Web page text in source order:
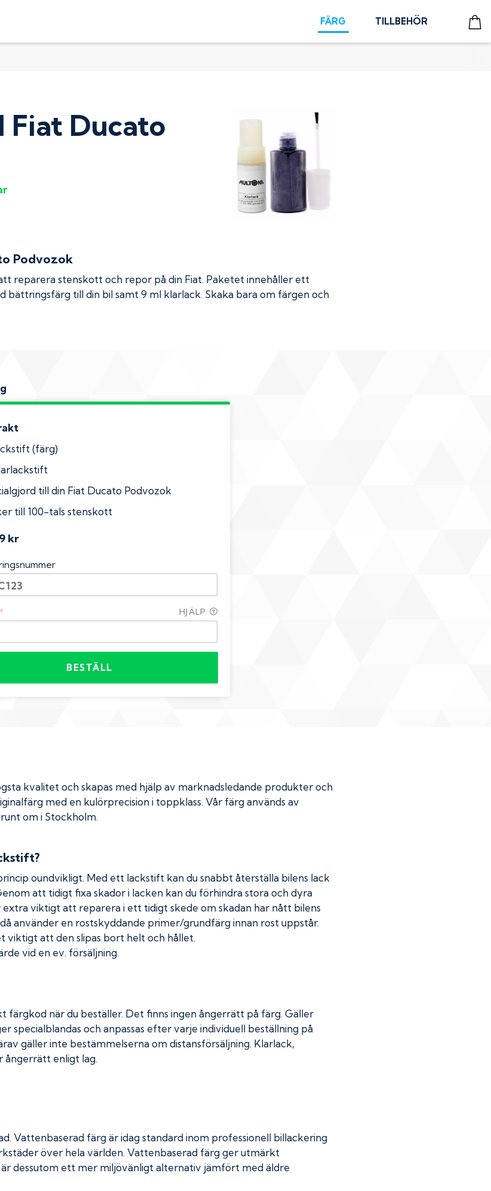
FÄRG TILLBEHÖR
Fiat Ducato
Podvozok
reparera stenskott och repor på din Fiat. Paketet innehåller ett
bättringsfärg till din bil samt 9 ml klarlack. Skaka bara om färgen och
(färg)
till din Fiat Ducato Podvozok
till 100-tals stenskott
kr
* HJÄLP
BESTÄLL
kvalitet och skapas med hjälp av marknadsledande produkter och
med en kulörprecision i toppklass. Vår färg används av
om i Stockholm.
oundvikligt. Med ett lackstift kan du snabbt återställa bilens lack
att tidigt fixa skador i lacken kan du förhindra stora och dyra
viktigt att reparera i ett tidigt skede om skadan har nått bilens
använder en rostskyddande primer/grundfärg innan rost uppstår.
viktigt att den slipas bort helt och hållet.
vid en ev. försäljning.
färgkod när du beställer. Det finns ingen ångerrätt på färg. Gäller
specialblandas och anpassas efter varje individuell beställning på
gäller inte bestämmelserna om distansförsäljning. Klarlack,
ångerrätt enligt lag.
Vattenbaserad färg är idag standard inom professionell billackering
över hela världen. Vattenbaserad färg ger utmärkt
är dessutom ett mer miljövänligt alternativ jämfört med äldre